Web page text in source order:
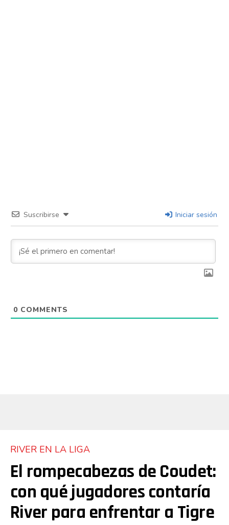
Suscribirse Iniciar sesión
0 COMMENTS
RIVER EN LA LIGA
El rompecabezas de Coudet:
con qué jugadores contaría
River para enfrentar a Tigre